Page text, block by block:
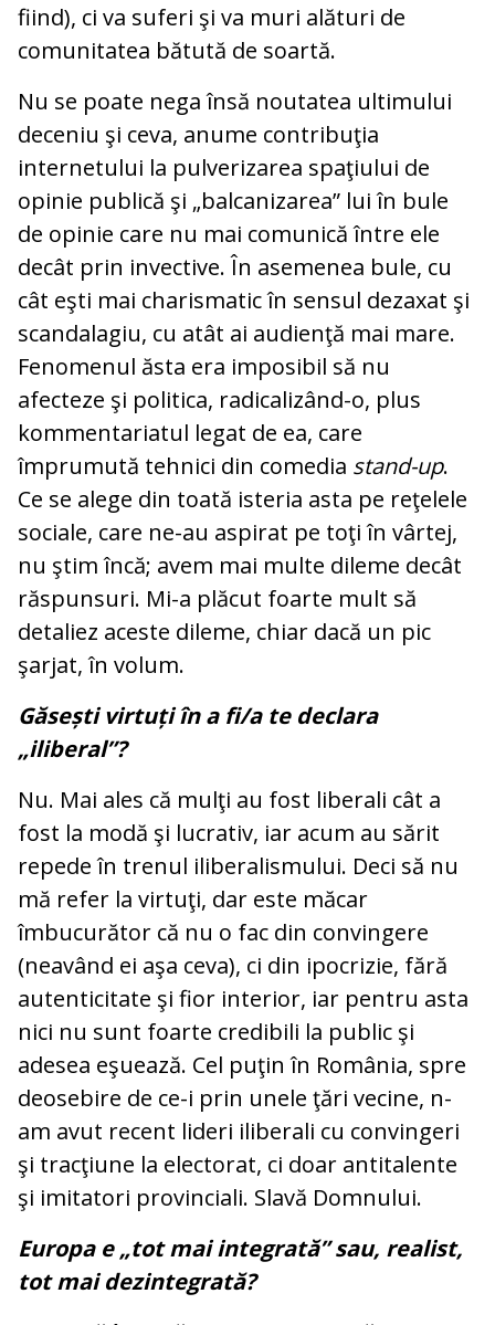
fiind), ci va suferi şi va muri alături de
comunitatea bătută de soartă.
Nu se poate nega însă noutatea ultimului
deceniu şi ceva, anume contribuţia
internetului la pulverizarea spaţiului de
opinie publică şi „balcanizarea” lui în bule
de opinie care nu mai comunică între ele
decât prin invective. În asemenea bule, cu
cât eşti mai charismatic în sensul dezaxat şi
scandalagiu, cu atât ai audienţă mai mare.
Fenomenul ăsta era imposibil să nu
afecteze şi politica, radicalizând-o, plus
kommentariatul legat de ea, care
împrumută tehnici din comedia stand-up.
Ce se alege din toată isteria asta pe reţelele
sociale, care ne-au aspirat pe toţi în vârtej,
nu ştim încă; avem mai multe dileme decât
răspunsuri. Mi-a plăcut foarte mult să
detaliez aceste dileme, chiar dacă un pic
şarjat, în volum.
Găsești virtuți în a fi/a te declara
„iliberal”?
Nu. Mai ales că mulţi au fost liberali cât a
fost la modă şi lucrativ, iar acum au sărit
repede în trenul iliberalismului. Deci să nu
mă refer la virtuţi, dar este măcar
îmbucurător că nu o fac din convingere
(neavând ei aşa ceva), ci din ipocrizie, fără
autenticitate şi fior interior, iar pentru asta
nici nu sunt foarte credibili la public şi
adesea eşuează. Cel puţin în România, spre
deosebire de ce-i prin unele ţări vecine, n-
am avut recent lideri iliberali cu convingeri
şi tracţiune la electorat, ci doar antitalente
şi imitatori provinciali. Slavă Domnului.
Europa e „tot mai integrată” sau, realist,
tot mai dezintegrată?